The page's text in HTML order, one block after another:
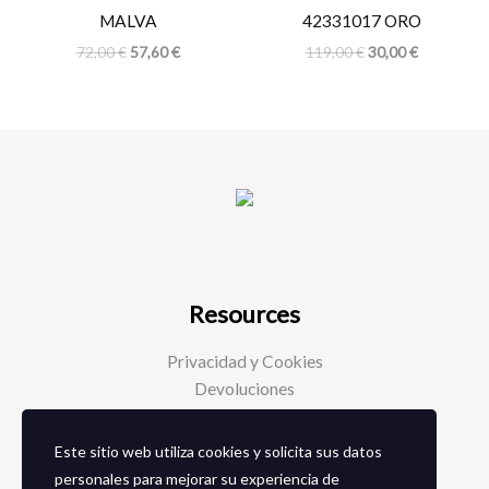
MALVA
72,00€ 57,60€
42331017 ORO
119,00€ 30,00€
Resources
Privacidad y Cookies
Devoluciones
Social Media
Este sitio web utiliza cookies y solicita sus datos
personales para mejorar su experiencia de